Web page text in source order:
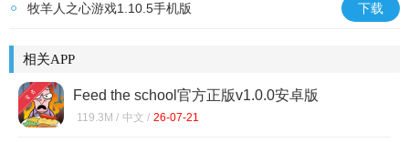
牧羊人之心游戏1.10.5手机版 下载
相关APP
Feed the school官方正版v1.0.0安卓版
119.3M / 中文 / 26-07-21